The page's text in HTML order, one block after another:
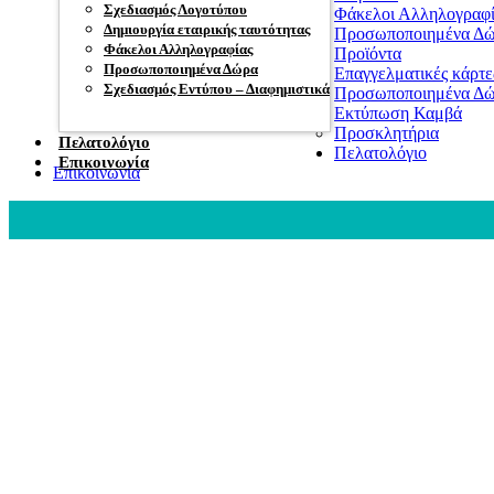
Σχεδιασμός Λογοτύπου
Δημιουργία εταιρικής ταυτότητας
Φάκελοι Αλληλογραφίας
Προσωποποιημένα Δώρα
Σχεδιασμός Εντύπου – Διαφημιστικά
Πελατολόγιο
Επικοινωνία
Φάκελοι
Προσωποποιημένα
Προϊόντα
Επαγγελματικές
Προσωποποιημένα
Εκτύπωση Καμβά
Προσκλητήρια
Πελατολόγιο
Επικοινωνία